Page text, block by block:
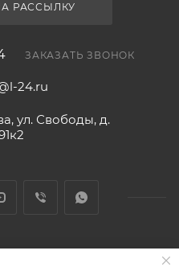
РАССЫЛКУ
ЗАКАЗАТЬ ЗВОНОК
24.ru
ул. Свободы, д.